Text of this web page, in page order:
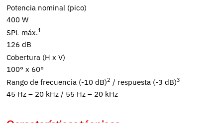
Potencia nominal (pico)
400 W
SPL máx.1
126 dB
Cobertura (H x V)
100° x 60°
Rango de frecuencia (-10 dB)2 / respuesta (-3 dB)3
45 Hz – 20 kHz / 55 Hz – 20 kHz